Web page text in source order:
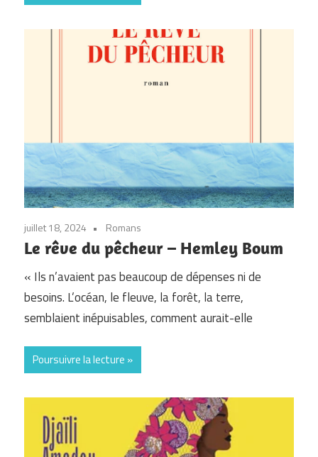
juillet 18, 2024 Romans
Le rêve du pêcheur – Hemley Boum
« Ils n’avaient pas beaucoup de dépenses ni de
besoins. L’océan, le fleuve, la forêt, la terre,
semblaient inépuisables, comment aurait-elle
Poursuivre la lecture